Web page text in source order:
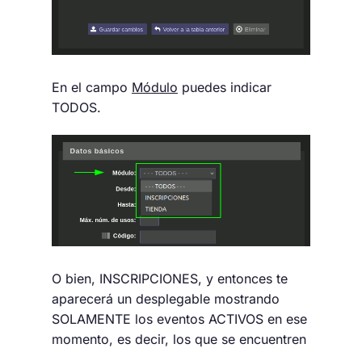
En el campo Módulo puedes indicar
TODOS.
O bien, INSCRIPCIONES, y entonces te
aparecerá un desplegable mostrando
SOLAMENTE los eventos ACTIVOS en ese
momento, es decir, los que se encuentren